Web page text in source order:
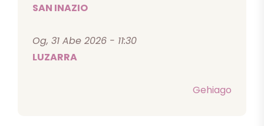
SAN INAZIO
Og, 31 Abe 2026 - 11:30
LUZARRA
Gehiago